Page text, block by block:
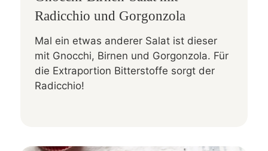
Radicchio und Gorgonzola
Mal ein etwas anderer Salat ist dieser
mit Gnocchi, Birnen und Gorgonzola. Für
die Extraportion Bitterstoffe sorgt der
Radicchio!